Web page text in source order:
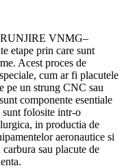
VNMG–
etape prin care sunt
Acest proces de
cum ar fi placutele
pe un strung CNC sau
componente esentiale
sunt folosite intr-o
in productia de
aeronautice si
sau placute de